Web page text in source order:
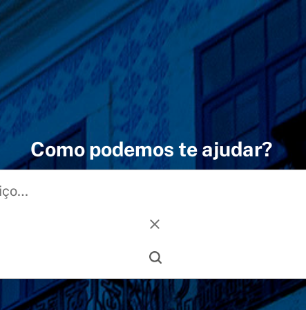
Como podemos te ajudar?